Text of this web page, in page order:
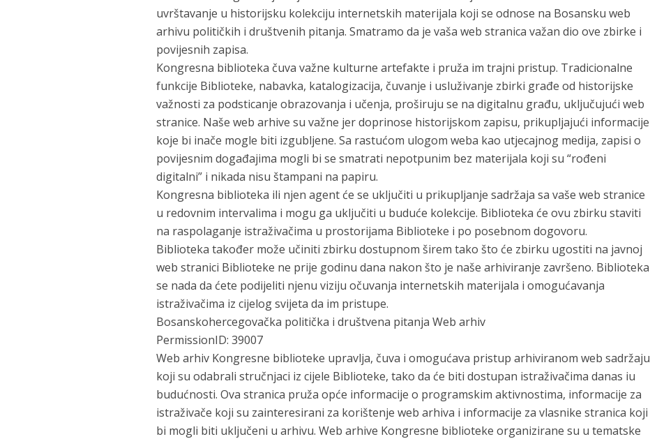
uvrštavanje u historijsku kolekciju internetskih materijala koji se odnose na Bosansku web
arhivu političkih i društvenih pitanja. Smatramo da je vaša web stranica važan dio ove zbirke i
povijesnih zapisa.
Kongresna biblioteka čuva važne kulturne artefakte i pruža im trajni pristup. Tradicionalne
funkcije Biblioteke, nabavka, katalogizacija, čuvanje i usluživanje zbirki građe od historijske
važnosti za podsticanje obrazovanja i učenja, proširuju se na digitalnu građu, uključujući web
stranice. Naše web arhive su važne jer doprinose historijskom zapisu, prikupljajući informacije
koje bi inače mogle biti izgubljene. Sa rastućom ulogom weba kao utjecajnog medija, zapisi o
povijesnim događajima mogli bi se smatrati nepotpunim bez materijala koji su “rođeni
digitalni” i nikada nisu štampani na papiru.
Kongresna biblioteka ili njen agent će se uključiti u prikupljanje sadržaja sa vaše web stranice
u redovnim intervalima i mogu ga uključiti u buduće kolekcije. Biblioteka će ovu zbirku staviti
na raspolaganje istraživačima u prostorijama Biblioteke i po posebnom dogovoru.
Biblioteka također može učiniti zbirku dostupnom širem tako što će zbirku ugostiti na javnoj
web stranici Biblioteke ne prije godinu dana nakon što je naše arhiviranje završeno. Biblioteka
se nada da ćete podijeliti njenu viziju očuvanja internetskih materijala i omogućavanja
istraživačima iz cijelog svijeta da im pristupe.
Bosanskohercegovačka politička i društvena pitanja Web arhiv
PermissionID: 39007
Web arhiv Kongresne biblioteke upravlja, čuva i omogućava pristup arhiviranom web sadržaju
koji su odabrali stručnjaci iz cijele Biblioteke, tako da će biti dostupan istraživačima danas iu
budućnosti. Ova stranica pruža opće informacije o programskim aktivnostima, informacije za
istraživače koji su zainteresirani za korištenje web arhiva i informacije za vlasnike stranica koji
bi mogli biti uključeni u arhivu. Web arhive Kongresne biblioteke organizirane su u tematske